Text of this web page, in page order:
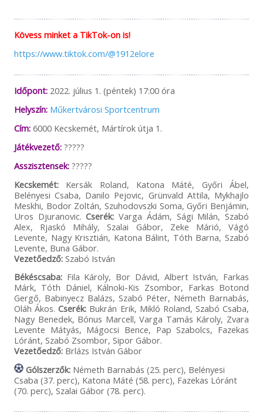
Kövess minket a TikTok-on is!
https://www.tiktok.com/@1912elore
Időpont:2022. július 1. (péntek) 17:00 óra
Helyszín: Műkertvárosi Sportcentrum
Cím:6000 Kecskemét, Mártírok útja 1.
Játékvezető:?????
Asszisztensek:?????
Kecskemét:Kersák Roland, Katona Máté, Győri Ábel,
Belényesi Csaba, Danilo Pejovic, Grünvald Attila, Mykhajlo
Meskhi, Bodor Zoltán, Szuhodovszki Soma, Győri Benjámin,
Uros Djuranovic.Cserék: Varga Ádám, Sági Milán, Szabó
Alex, Rjaskó Mihály, Szalai Gábor, Zeke Márió, Vágó
Levente, Nagy Krisztián, Katona Bálint, Tóth Barna, Szabó
Levente, Buna Gábor.
Vezetőedző:Szabó István
Békéscsaba:Fila Károly, Bor Dávid, Albert István, Farkas
Márk, Tóth Dániel, Kálnoki-Kis Zsombor, Farkas Botond
Gergő, Babinyecz Balázs, Szabó Péter, Németh Barnabás,
Oláh Ákos.Cserék: Bukrán Erik, Mikló Roland, Szabó Csaba,
Nagy Benedek, Bónus Marcell, Varga Tamás Károly, Zvara
Levente Mátyás, Mágocsi Bence, Pap Szabolcs, Fazekas
Lóránt, Szabó Zsombor, Sipor Gábor.
Vezetőedző:Brlázs István Gábor
Gólszerzők:Németh Barnabás (25. perc), Belényesi
Csaba (37. perc), Katona Máté (58. perc), Fazekas Lóránt
(70. perc), Szalai Gábor (78. perc).